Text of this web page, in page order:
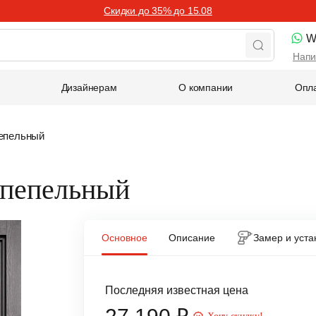
Скидки до 35% до 15.08
Дизайнерам О компании
Основное Описание Замер и
Последняя известная цена